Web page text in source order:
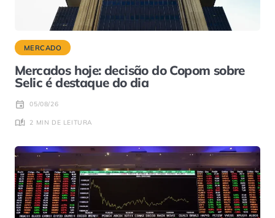
MERCADO
Mercados hoje: decisão do Copom sobre
Selic é destaque do dia
05/08/26
2 MIN DE LEITURA